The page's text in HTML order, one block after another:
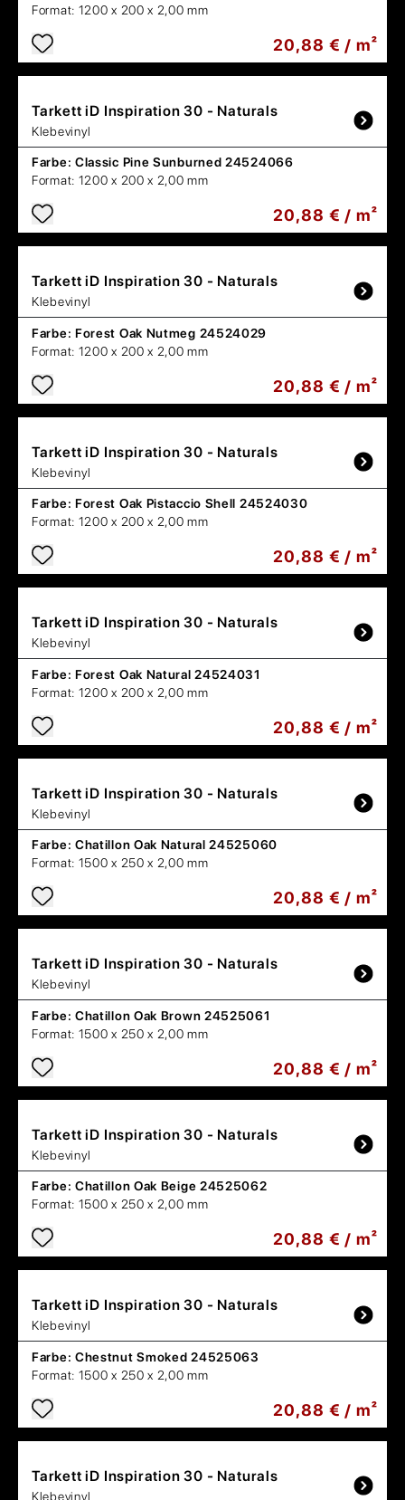
Format: 1200 x 200 x 2,00 mm
20,88 € / m²
Tarkett iD Inspiration 30 - Naturals
Klebevinyl
Farbe: Classic Pine Sunburned 24524066
Format: 1200 x 200 x 2,00 mm
20,88 € / m²
Tarkett iD Inspiration 30 - Naturals
Klebevinyl
Farbe: Forest Oak Nutmeg 24524029
Format: 1200 x 200 x 2,00 mm
20,88 € / m²
Tarkett iD Inspiration 30 - Naturals
Klebevinyl
Farbe: Forest Oak Pistaccio Shell 24524030
Format: 1200 x 200 x 2,00 mm
20,88 € / m²
Tarkett iD Inspiration 30 - Naturals
Klebevinyl
Farbe: Forest Oak Natural 24524031
Format: 1200 x 200 x 2,00 mm
20,88 € / m²
Tarkett iD Inspiration 30 - Naturals
Klebevinyl
Farbe: Chatillon Oak Natural 24525060
Format: 1500 x 250 x 2,00 mm
20,88 € / m²
Tarkett iD Inspiration 30 - Naturals
Klebevinyl
Farbe: Chatillon Oak Brown 24525061
Format: 1500 x 250 x 2,00 mm
20,88 € / m²
Tarkett iD Inspiration 30 - Naturals
Klebevinyl
Farbe: Chatillon Oak Beige 24525062
Format: 1500 x 250 x 2,00 mm
20,88 € / m²
Tarkett iD Inspiration 30 - Naturals
Klebevinyl
Farbe: Chestnut Smoked 24525063
Format: 1500 x 250 x 2,00 mm
20,88 € / m²
Tarkett iD Inspiration 30 - Naturals
Klebevinyl